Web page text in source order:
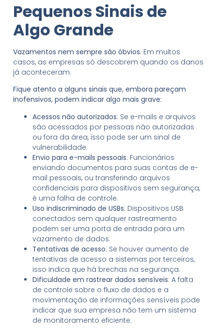
Pequenos Sinais de
Algo Grande
Vazamentos nem sempre são óbvios. Em muitos
casos, as empresas só descobrem quando os danos
já aconteceram.
Fique atento a alguns sinais que, embora pareçam
inofensivos, podem indicar algo mais grave:
Acessos não autorizados: Se e-mails e arquivos
são acessados por pessoas não autorizadas
ou fora da área, isso pode ser um sinal de
vulnerabilidade.
Envio para e-mails pessoais: Funcionários
enviando documentos para suas contas de e-
mail pessoais, ou transferindo arquivos
confidenciais para dispositivos sem segurança,
é uma falha de controle.
Uso indiscriminado de USBs: Dispositivos USB
conectados sem qualquer rastreamento
podem ser uma porta de entrada para um
vazamento de dados.
Tentativas de acesso: Se houver aumento de
tentativas de acesso a sistemas por terceiros,
isso indica que há brechas na segurança.
Dificuldade em rastrear dados sensíveis: A falta
de controle sobre o fluxo de dados e a
movimentação de informações sensíveis pode
indicar que sua empresa não tem um sistema
de monitoramento eficiente.